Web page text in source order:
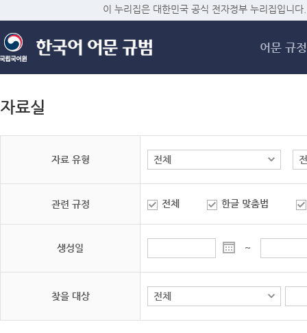
메
이 누리집은 대한민국 공식 전자정부 누리집입니다.
어문 규정
자료실
자료 유형
관련 규정 전체 한글 맞춤법
생성일 ~
찾을 대상